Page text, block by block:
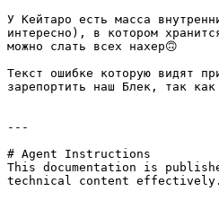
У Кейтаро есть масса
интересно), в котором
можно слать всех нахер🙃
Текст ошибке которую видят
зарепортить наш Блек, так
---
# Agent Instructions
This documentation is
technical content effectively.